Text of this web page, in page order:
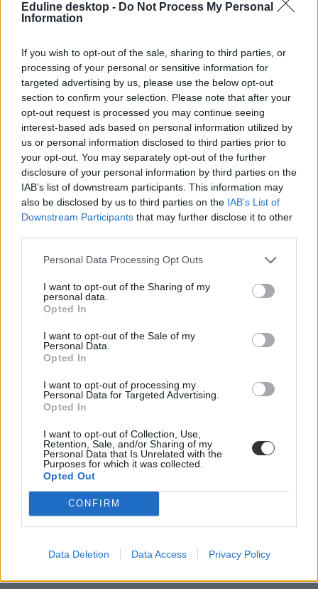
Eduline desktop - Do Not Process My Personal
Information
If you wish to opt-out of the sale, sharing to third parties, or
processing of your personal or sensitive information for
targeted advertising by us, please use the below opt-out
section to confirm your selection. Please note that after your
opt-out request is processed you may continue seeing
interest-based ads based on personal information utilized by
us or personal information disclosed to third parties prior to
your opt-out. You may separately opt-out of the further
disclosure of your personal information by third parties on the
IAB’s list of downstream participants. This information may
also be disclosed by us to third parties on the IAB’s List of
Downstream Participants that may further disclose it to other
Personal Data Processing Opt Outs
I want to opt-out of the Sharing of my
personal data.
Opted In
I want to opt-out of the Sale of my
Personal Data.
Opted In
I want to opt-out of processing my
Personal Data for Targeted Advertising.
Opted In
I want to opt-out of Collection, Use,
Retention, Sale, and/or Sharing of my
Personal Data that Is Unrelated with the
Purposes for which it was collected.
Opted Out
CONFIRM
Data Deletion Data Access Privacy Policy
nyári szünet
Pedagógusok Demokratikus Szakszervezete
szabadságok